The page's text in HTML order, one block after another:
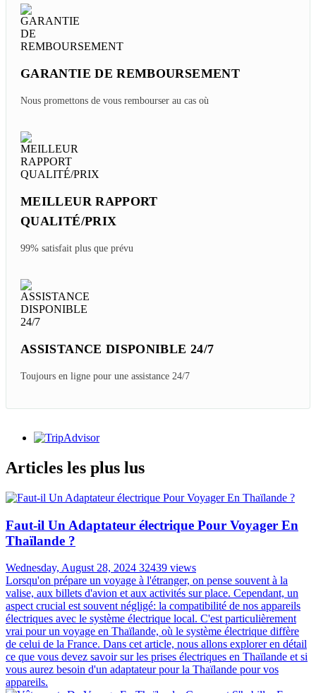
GARANTIE DE REMBOURSEMENT
Nous promettons de vous rembourser au cas où
MEILLEUR RAPPORT
QUALITÉ/PRIX
99% satisfait plus que prévu
ASSISTANCE DISPONIBLE 24/7
Toujours en ligne pour une assistance 24/7
Articles les plus lus
Faut-il Un Adaptateur électrique Pour Voyager En
Thaïlande ?
Wednesday, August 28, 2024 32439 views
Lorsqu'on prépare un voyage à l'étranger, on pense souvent à la
valise, aux billets d'avion et aux activités sur place. Cependant, un
aspect crucial est souvent négligé: la compatibilité de nos appareils
électriques avec le système électrique local. C'est particulièrement
vrai pour un voyage en Thaïlande, où le système électrique diffère
de celui de la France. Dans cet article, nous allons explorer en détail
ce que vous devez savoir sur les prises électriques en Thaïlande et si
vous aurez besoin d'un adaptateur pour la Thaïlande pour vos
appareils.